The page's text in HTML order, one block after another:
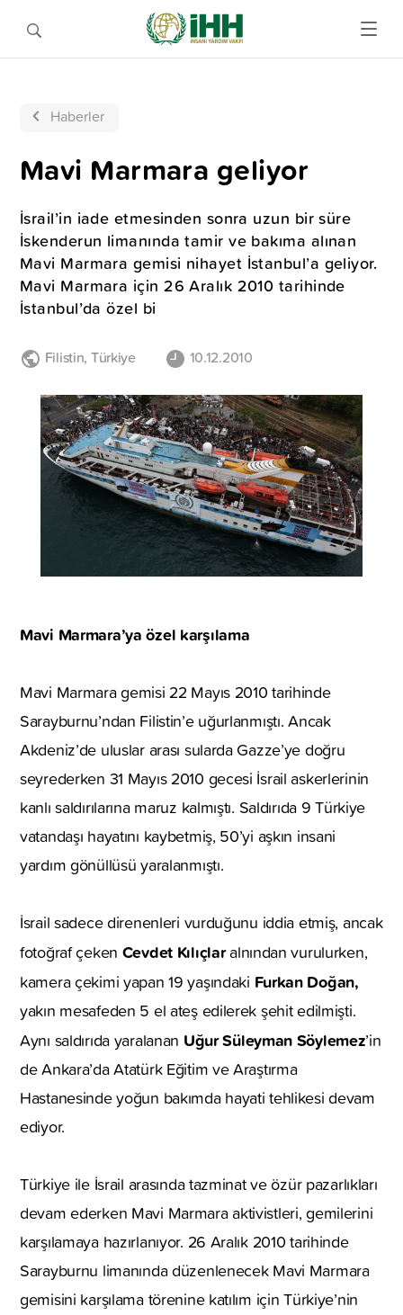
Haberler
Mavi Marmara geliyor
İsrail’in iade etmesinden sonra uzun bir süre
İskenderun limanında tamir ve bakıma alınan
Mavi Marmara gemisi nihayet İstanbul’a geliyor.
Mavi Marmara için 26 Aralık 2010 tarihinde
İstanbul’da özel bi
Filistin, Türkiye 10.12.2010
Mavi Marmara’ya özel karşılama
Mavi Marmara gemisi 22 Mayıs 2010 tarihinde
Sarayburnu’ndan Filistin’e uğurlanmıştı. Ancak
Akdeniz’de uluslar arası sularda Gazze’ye doğru
seyrederken 31 Mayıs 2010 gecesi İsrail askerlerinin
kanlı saldırılarına maruz kalmıştı. Saldırıda 9 Türkiye
vatandaşı hayatını kaybetmiş, 50’yi aşkın insani
yardım gönüllüsü yaralanmıştı.
İsrail sadece direnenleri vurduğunu iddia etmiş, ancak
fotoğraf çeken Cevdet Kılıçlaralnından vurulurken,
kamera çekimi yapan 19 yaşındaki Furkan Doğan,
yakın mesafeden 5 el ateş edilerek şehit edilmişti.
Aynı saldırıda yaralanan Uğur Süleyman Söylemez’in
de Ankara’da Atatürk Eğitim ve Araştırma
Hastanesinde yoğun bakımda hayati tehlikesi devam
ediyor.
Türkiye ile İsrail arasında tazminat ve özür pazarlıkları
devam ederken Mavi Marmara aktivistleri, gemilerini
karşılamaya hazırlanıyor. 26 Aralık 2010 tarihinde
Sarayburnu limanında düzenlenecek Mavi Marmara
gemisini karşılama törenine katılım için Türkiye’nin